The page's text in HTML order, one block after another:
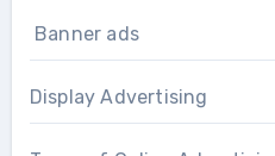
Banner ads
Display Advertising